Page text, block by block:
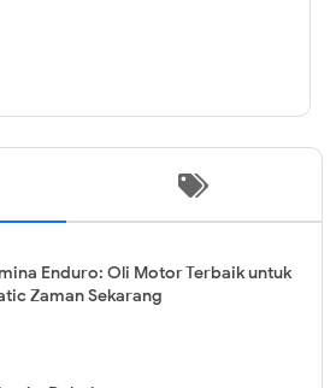
Enduro: Oli Motor Terbaik untuk
Zaman Sekarang